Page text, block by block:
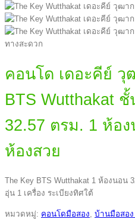
คอนโด เดอะคีย์ วุ
BTS Wutthakat
32.57 ตรม. 1 ห้อ
ห้องสวย
The Key BTS Wutthakat 1 ห้องนอน
อุ่น 1 เครื่อง ระเบียงทิศใต้
หมวดหมู่: คอนโดมือสอง บ้านมือสอง